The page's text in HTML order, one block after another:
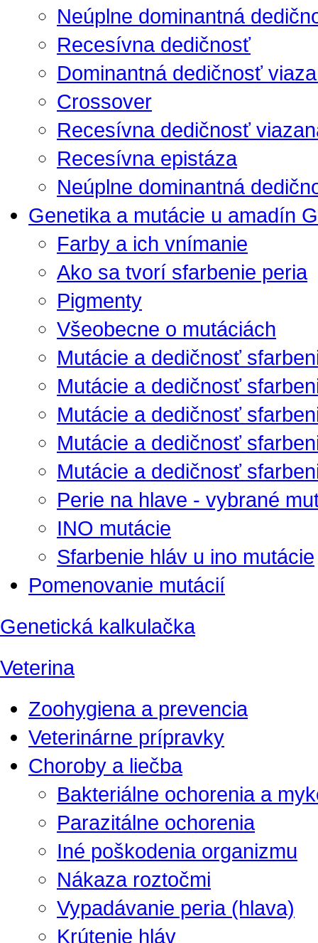
Neúplne dominantná
Recesívna dedičnosť
Dominantná dedičnosť
Crossover
Recesívna dedičnosť
Recesívna epistáza
Neúplne dominantná
Genetika a mutácie u amadín
Farby a ich vnímanie
Ako sa tvorí sfarbenie peria
Pigmenty
Všeobecne o mutáciách
Mutácie a dedičnosť
Mutácie a dedičnosť
Mutácie a dedičnosť
Mutácie a dedičnosť
Mutácie a dedičnosť
Perie na hlave - vybrané
INO mutácie
Sfarbenie hláv u ino mutácie
Pomenovanie mutácií
Genetická kalkulačka
Veterina
Zoohygiena a prevencia
Veterinárne prípravky
Choroby a liečba
Bakteriálne ochorenia a
Parazitálne ochorenia
Iné poškodenia organizmu
Nákaza roztočmi
Vypadávanie peria (hlava)
Krútenie hláv